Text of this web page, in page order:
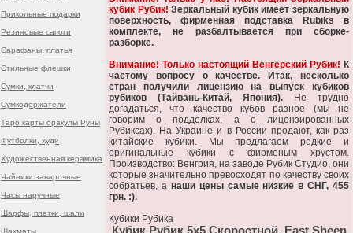
Прикольные подарки
Резиновые сапоги
Сарафаны, платья
Стильные флешки
Сумки, клатчи
Сумкодержатели
Таро карты оракулы Руны
Футболки, худи
Художественная керамика
Чайники заварочные
Часы наручные
Шарфы, платки, шали
Шахматы
кубик Рубик! Зеркальный кубик имеет зеркальную
поверхность, фирменная подставка Rubiks в
комплекте, не разбалтывается при сборке-
разборке.
Внимание! Только настоящий Венгерский Рубик! К
частому вопросу о качестве. Итак, несколько
стран получили лицензию на выпуск кубиков
рубиков (Тайвань-Китай, Япония).
Не трудно
догадаться, что качество кубов разное (мы не
говорим о подделках, а о лицензированных
Рубиксах). На Украине и в России продают, как раз
китайские кубики. Мы предлагаем редкие и
оригинальные кубики с фирменым хрустом.
Производство: Венгрия, на заводе Рубик Студио, они
которые значительно превосходят по качеству своих
собратьев, а наши цены самые низкие в СНГ, 455
грн. :).
Кубики Рубика